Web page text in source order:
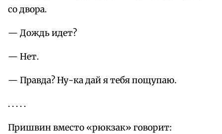
со двора.
— Дождь идет?
— Нет.
— Правда? Ну-ка дай я тебя пощупаю.
. . . . .
Пришвин вместо «рюкзак» говорит: